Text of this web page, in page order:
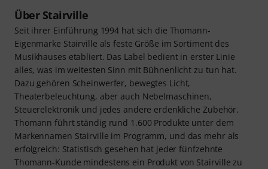
Über Stairville
Seit ihrer Einführung 1994 hat sich die Thomann-
Eigenmarke Stairville als feste Größe im Sortiment des
Musikhauses etabliert. Das Label bedient in erster Linie
alles, was im weitesten Sinn mit Bühnenlicht zu tun hat.
Dazu gehören Scheinwerfer, bewegtes Licht,
Theaterbeleuchtung, aber auch Nebelmaschinen,
Steuerelektronik und jedes andere erdenkliche Zubehör.
Thomann führt ständig rund 1.600 Produkte unter dem
Markennamen Stairville im Programm, und das mehr als
erfolgreich: Statistisch gesehen hat jeder fünfzehnte
Thomann-Kunde mindestens ein Produkt von Stairville zu